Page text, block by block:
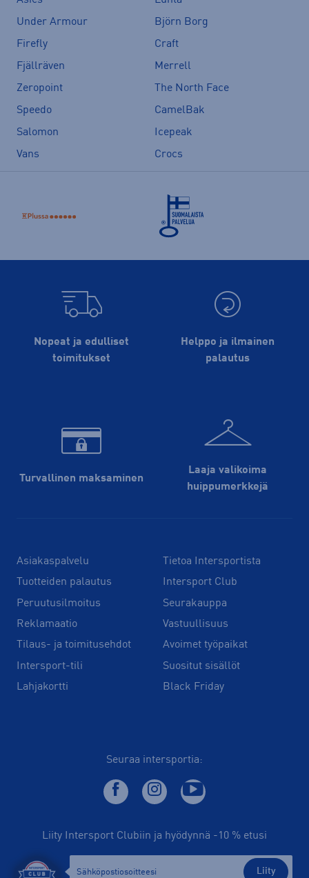
Under Armour
Björn Borg
Firefly
Craft
Fjällräven
Merrell
Zeropoint
The North Face
Speedo
CamelBak
Salomon
Icepeak
Vans
Crocs
Nopeat ja edulliset
toimitukset
Helppo ja ilmainen
palautus
Turvallinen maksaminen
Laaja valikoima
huippu­merkkejä
Asiakaspalvelu
Tuotteiden palautus
Peruutusilmoitus
Reklamaatio
Tilaus- ja toimitusehdot
Intersport-tili
Lahjakortti
Tietoa Intersportista
Intersport Club
Seurakauppa
Vastuullisuus
Avoimet työpaikat
Suositut sisällöt
Black Friday
Seuraa intersportia:
Liity Intersport Clubiin ja hyödynnä -10 % etusi
Liity